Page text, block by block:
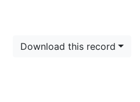
Download this record